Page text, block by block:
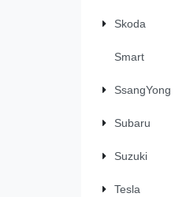
Skoda
Smart
SsangYong
Subaru
Suzuki
Tesla